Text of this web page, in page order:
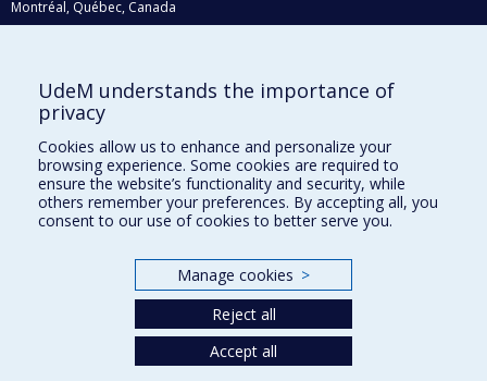
Montréal, Québec, Canada
H3C 3J7
Qui fait quoi?
Nous trouver
Plan du site
Accessibilité
UdeM understands the importance of
privacy
Cookies allow us to enhance and personalize your
browsing experience. Some cookies are required to
ensure the website’s functionality and security, while
others remember your preferences. By accepting all, you
consent to our use of cookies to better serve you.
Manage cookies >
Reject all
Accept all